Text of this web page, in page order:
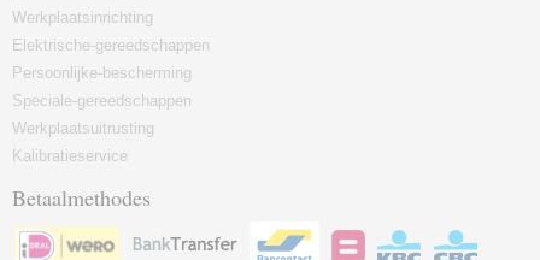
Werkplaatsinrichting
Elektrische-gereedschappen
Persoonlijke-bescherming
Speciale-gereedschappen
Werkplaatsuitrusting
Kalibratieservice
Betaalmethodes